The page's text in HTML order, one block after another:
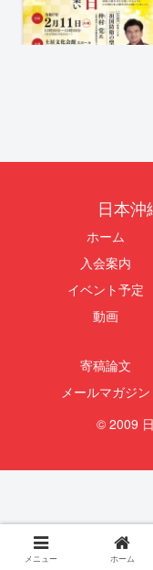
日本沖
ホーム
入会案内
イベント予定
動画
寄稿論文
メールマガジン
© 2009
メニュー ホーム